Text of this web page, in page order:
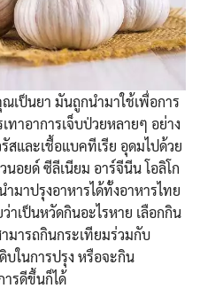
เป็นยา มันถูกนำมาใช้เพื่อการ
าอาการเจ็บป่วยหลายๆ อย่าง
สและเชื้อแบคทีเรีย อุดมไปด้วย
อยด์ ซีลีเนียม อาร์จีนีน โอลิโก
มาปรุงอาหารได้ทั้งอาหารไทย
าเป็นหวัดกินอะไรหาย เลือกกิน
มารถกินกระเทียมร่วมกับ
บในการปรุง หรือจะกิน
รดีขึ้นก็ได้